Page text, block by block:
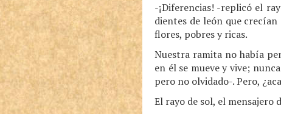
-¡Diferencias! -replicó el
dientes de león que
flores, pobres y ricas.
Nuestra ramita no había
en él se mueve y vive;
pero no olvidado-. Pero,
El rayo de sol, el mensajero